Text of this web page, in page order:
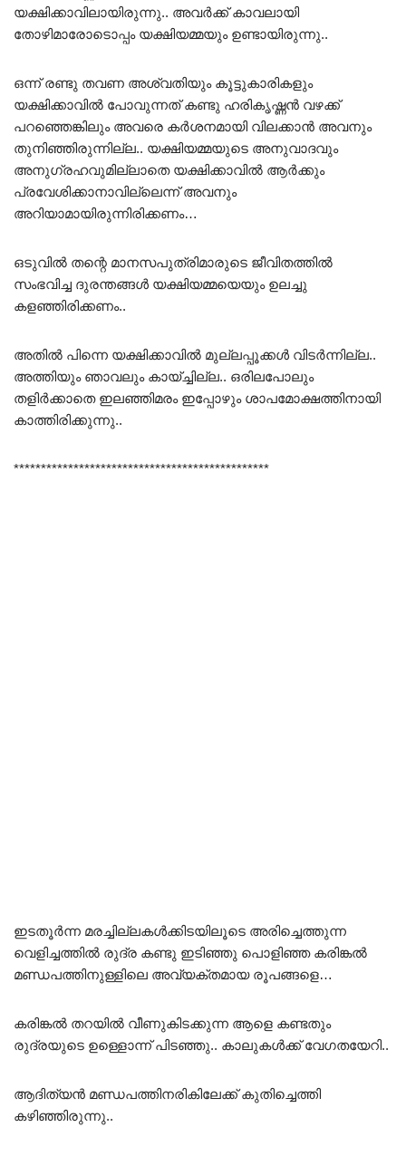
യക്ഷിക്കാവിലായിരുന്നു.. അവർക്ക് കാവലായി
തോഴിമാരോടൊപ്പം യക്ഷിയമ്മയും ഉണ്ടായിരുന്നു..
ഒന്ന് രണ്ടു തവണ അശ്വതിയും കൂട്ടുകാരികളും
യക്ഷിക്കാവിൽ പോവുന്നത് കണ്ടു ഹരികൃഷ്ണൻ വഴക്ക്
പറഞ്ഞെങ്കിലും അവരെ കർശനമായി വിലക്കാൻ അവനും
തുനിഞ്ഞിരുന്നില്ല.. യക്ഷിയമ്മയുടെ അനുവാദവും
അനുഗ്രഹവുമില്ലാതെ യക്ഷിക്കാവിൽ ആർക്കും
പ്രവേശിക്കാനാവില്ലെന്ന് അവനും
അറിയാമായിരുന്നിരിക്കണം…
ഒടുവിൽ തന്റെ മാനസപുത്രിമാരുടെ ജീവിതത്തിൽ
സംഭവിച്ച ദുരന്തങ്ങൾ യക്ഷിയമ്മയെയും ഉലച്ചു
കളഞ്ഞിരിക്കണം..
അതിൽ പിന്നെ യക്ഷിക്കാവിൽ മുല്ലപ്പൂക്കൾ വിടർന്നില്ല..
അത്തിയും ഞാവലും കായ്ച്ചില്ല.. ഒരിലപോലും
തളിർക്കാതെ ഇലഞ്ഞിമരം ഇപ്പോഴും ശാപമോക്ഷത്തിനായി
കാത്തിരിക്കുന്നു..
***********************************************
ഇടതൂർന്ന മരച്ചില്ലകൾക്കിടയിലൂടെ അരിച്ചെത്തുന്ന
വെളിച്ചത്തിൽ രുദ്ര കണ്ടു ഇടിഞ്ഞു പൊളിഞ്ഞ കരിങ്കൽ
മണ്ഡപത്തിനുള്ളിലെ അവ്യക്തമായ രൂപങ്ങളെ…
കരിങ്കൽ തറയിൽ വീണുകിടക്കുന്ന ആളെ കണ്ടതും
രുദ്രയുടെ ഉള്ളൊന്ന് പിടഞ്ഞു.. കാലുകൾക്ക് വേഗതയേറി..
ആദിത്യൻ മണ്ഡപത്തിനരികിലേക്ക് കുതിച്ചെത്തി
കഴിഞ്ഞിരുന്നു..